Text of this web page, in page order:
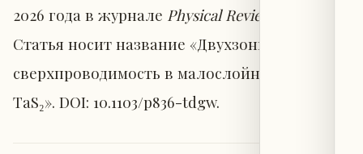
2026 года в журнале Physical Review Letters
Статья носит название «Двухзонная
сверхпроводимость в малослойных NbSe₂ и
TaS₂». DOI: 10.1103/p836-tdgw.